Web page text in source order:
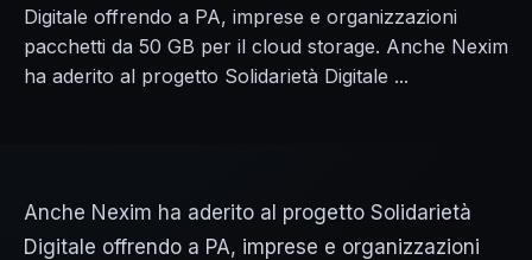
Digitale offrendo a PA, imprese e organizzazioni
pacchetti da 50 GB per il cloud storage. Anche Nexim
ha aderito al progetto Solidarietà Digitale ...
Anche Nexim ha aderito al progetto Solidarietà
Digitale offrendo a PA, imprese e organizzazioni